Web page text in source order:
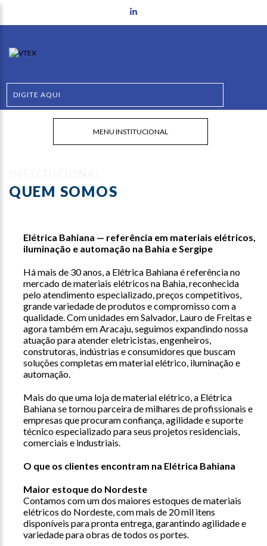
MENU INSTITUCIONAL
QUEM SOMOS
Elétrica Bahiana — referência em materiais elétricos,
iluminação e automação na Bahia e Sergipe
Há mais de 30 anos, a Elétrica Bahiana é referência no
mercado de materiais elétricos na Bahia, reconhecida
pelo atendimento especializado, preços competitivos,
grande variedade de produtos e compromisso com a
qualidade. Com unidades em Salvador, Lauro de Freitas e
agora também em Aracaju, seguimos expandindo nossa
atuação para atender eletricistas, engenheiros,
construtoras, indústrias e consumidores que buscam
soluções completas em material elétrico, iluminação e
automação.
Mais do que uma loja de material elétrico, a Elétrica
Bahiana se tornou parceira de milhares de profissionais e
empresas que procuram confiança, agilidade e suporte
técnico especializado para seus projetos residenciais,
comerciais e industriais.
O que os clientes encontram na Elétrica Bahiana
Maior estoque do Nordeste
Contamos com um dos maiores estoques de materiais
elétricos do Nordeste, com mais de 20 mil itens
disponíveis para pronta entrega, garantindo agilidade e
variedade para obras de todos os portes.